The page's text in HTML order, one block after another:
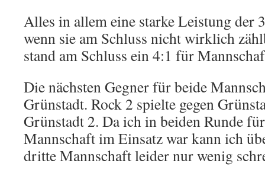
Alles in allem eine starke Leistung der
wenn sie am Schluss nicht wirklich
stand am Schluss ein 4:1 für
Die nächsten Gegner für beide
Grünstadt. Rock 2 spielte gegen
Grünstadt 2. Da ich in beiden Runde
Mannschaft im Einsatz war kann ich
dritte Mannschaft leider nur wenig